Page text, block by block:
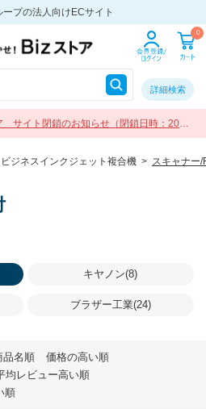
ープの法人向けECサイト
0
詳細検索
サイト閉鎖のお知らせ（閉鎖日時：2026
ビジネスインクジェット複合機 > スキャナー/
キヤノン(8)
ブラザー工業(24)
品名順
価格の高い順
均レビュー高い順
順